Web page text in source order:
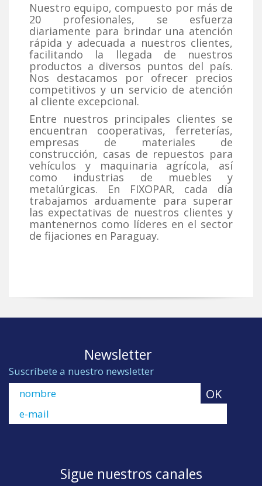
Nuestro equipo, compuesto por más de
20 profesionales, se esfuerza
diariamente para brindar una atención
rápida y adecuada a nuestros clientes,
facilitando la llegada de nuestros
productos a diversos puntos del país.
Nos destacamos por ofrecer precios
competitivos y un servicio de atención
al cliente excepcional.
Entre nuestros principales clientes se
encuentran cooperativas, ferreterías,
empresas de materiales de
construcción, casas de repuestos para
vehículos y maquinaria agrícola, así
como industrias de muebles y
metalúrgicas. En FIXOPAR, cada día
trabajamos arduamente para superar
las expectativas de nuestros clientes y
mantenernos como líderes en el sector
de fijaciones en Paraguay.
Newsletter
Suscríbete a nuestro newsletter
Sigue nuestros canales